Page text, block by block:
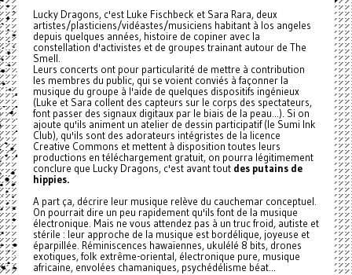
Lucky Dragons, c'est Luke Fischbeck et Sara Rara, deux
artistes/plasticiens/vidéastes/musiciens habitant à los angeles
depuis quelques années, histoire de copiner avec la
constellation d'activistes et de groupes trainant autour de The
Smell.
Leurs concerts ont pour particularité de mettre à contribution
les membres du public, qui se voient conviés à façonner la
musique du groupe à l'aide de quelques dispositifs ingénieux
(Luke et Sara collent des capteurs sur le corps des spectateurs,
font passer des signaux digitaux par le biais de la peau...). Si on
ajoute qu'ils animent un atelier de dessin participatif (le Sumi Ink
Club), qu'ils sont des adorateurs intégristes de la licence
Creative Commons et mettent à disposition toutes leurs
productions en téléchargement gratuit, on pourra légitimement
conclure que Lucky Dragons, c'est avant tout des putains de
hippies.
A part ça, décrire leur musique relève du cauchemar conceptuel.
On pourrait dire un peu rapidement qu'ils font de la musique
électronique. Mais ne vous attendez pas à un truc froid, autiste et
stérile : leur approche de la musique est bordélique, joyeuse et
éparpillée. Réminiscences hawaïennes, ukulélé 8 bits, drones
exotiques, folk extrême-oriental, électronique pure, musique
africaine, envolées chamaniques, psychédélisme béat...